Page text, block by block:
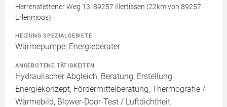
Herrenstettener Weg 13, 89257 Illertissen (22km von 89257
Erlenmoos)
HEIZUNG SPEZIALGEBIETE
Wärmepumpe, Energieberater
ANGEBOTENE TÄTIGKEITEN
Hydraulischer Abgleich, Beratung, Erstellung
Energiekonzept, Fördermittelberatung, Thermografie /
Wärmebild, Blower-Door-Test / Luftdichtheit,